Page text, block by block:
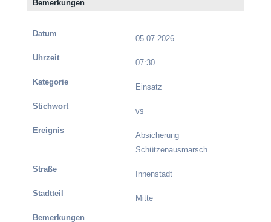
05.07.2026
07:30
Einsatz
vs
Absicherung
Schützenausmarsch
Innenstadt
Mitte